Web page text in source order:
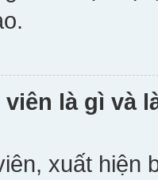
là gì và
xuất